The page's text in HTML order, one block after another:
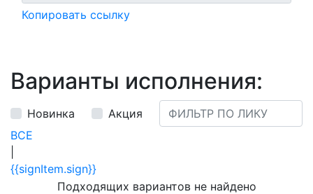
Копировать ссылку
Варианты исполнения:
Новинка
Акция
ВСЕ
{{signItem.sign}}
Подходящих вариантов не найдено